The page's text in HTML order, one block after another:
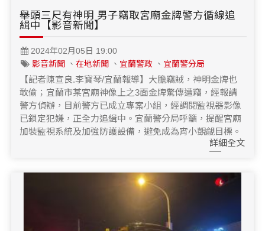
舉頭三尺有神明 男子竊取宮廟金牌警方循線追
緝中【影音新聞】
2024年02月05日 19:00
影音新聞
、 在地新聞 、 宜蘭警政 、 宜蘭警分局
【記者陳宣良.李寶琴/宜蘭報導】大膽竊賊，神明金牌也
敢偷；宜蘭市某宮廟神像上之3面金牌驚傳遭竊，經報請
警方偵辦，目前警方已成立專案小組，經調閱監視器影像
已鎖定犯嫌，正全力追緝中。宜蘭警分局呼籲，提醒宮廟
加裝監視系統及加強防護設備，避免成為宵小覬覦目標。
詳細全文